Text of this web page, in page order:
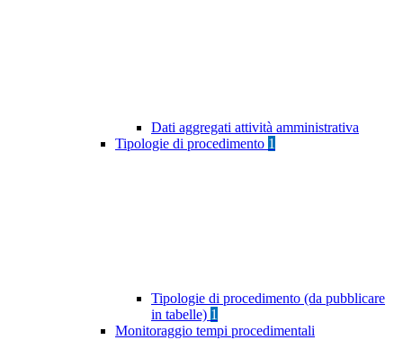
Dati aggregati attività amministrativa
Tipologie di procedimento 1
Tipologie di procedimento (da pubblicare
in tabelle) 1
Monitoraggio tempi procedimentali